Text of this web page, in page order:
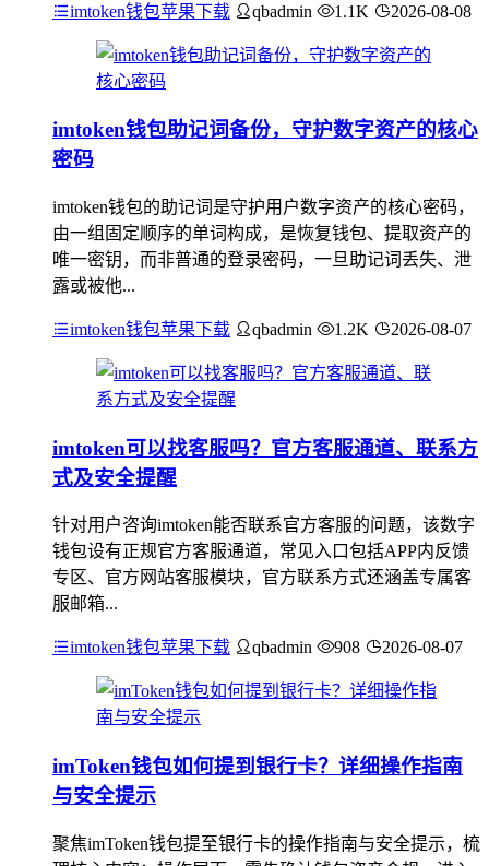
imtoken钱包苹果下载 qbadmin 1.1K 2026-08-08
imtoken钱包助记词备份，守护数字资产的核心
密码
imtoken钱包的助记词是守护用户数字资产的核心密码，
由一组固定顺序的单词构成，是恢复钱包、提取资产的
唯一密钥，而非普通的登录密码，一旦助记词丢失、泄
露或被他...
imtoken钱包苹果下载 qbadmin 1.2K 2026-08-07
imtoken可以找客服吗？官方客服通道、联系方
式及安全提醒
针对用户咨询imtoken能否联系官方客服的问题，该数字
钱包设有正规官方客服通道，常见入口包括APP内反馈
专区、官方网站客服模块，官方联系方式还涵盖专属客
服邮箱...
imtoken钱包苹果下载 qbadmin 908 2026-08-07
imToken钱包如何提到银行卡？详细操作指南
与安全提示
聚焦imToken钱包提至银行卡的操作指南与安全提示，梳